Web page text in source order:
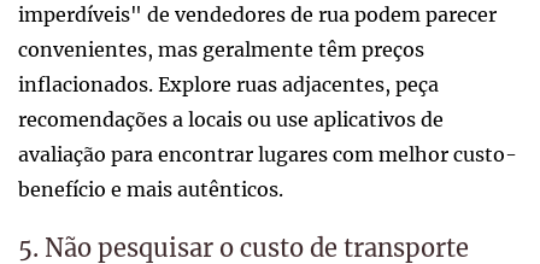
imperdíveis" de vendedores de rua podem parecer
convenientes, mas geralmente têm preços
inflacionados. Explore ruas adjacentes, peça
recomendações a locais ou use aplicativos de
avaliação para encontrar lugares com melhor custo-
benefício e mais autênticos.
5. Não pesquisar o custo de transporte